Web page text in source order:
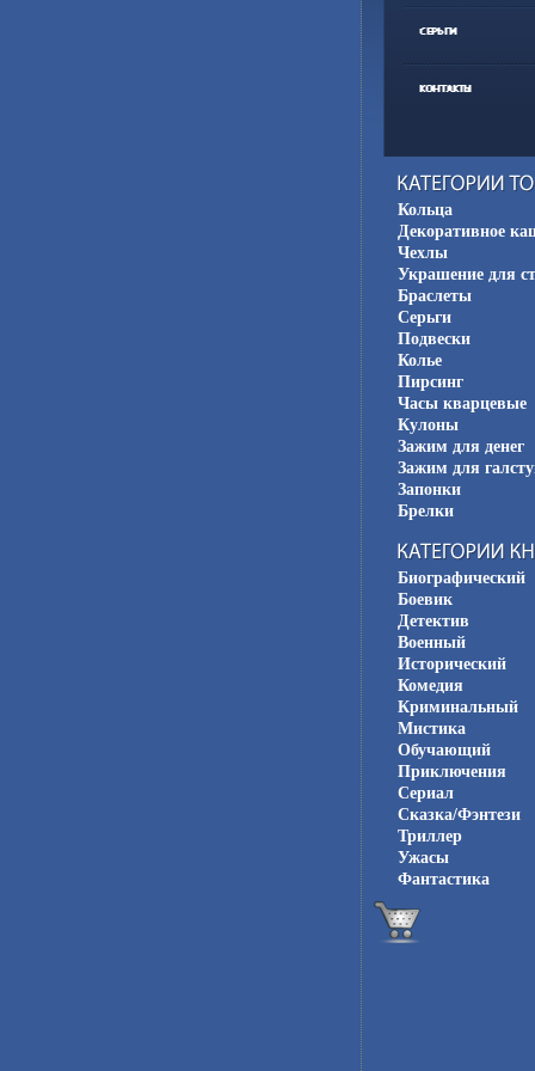
Кольца
Декоративное
Чехлы
Украшение для
Браслеты
Серьги
Подвески
Колье
Пирсинг
Часы кварцевые
Кулоны
Зажим для денег
Зажим для
Запонки
Брелки
Биографический
Боевик
Детектив
Военный
Исторический
Комедия
Криминальный
Мистика
Обучающий
Приключения
Сериал
Сказка/Фэнтези
Триллер
Ужасы
Фантастика